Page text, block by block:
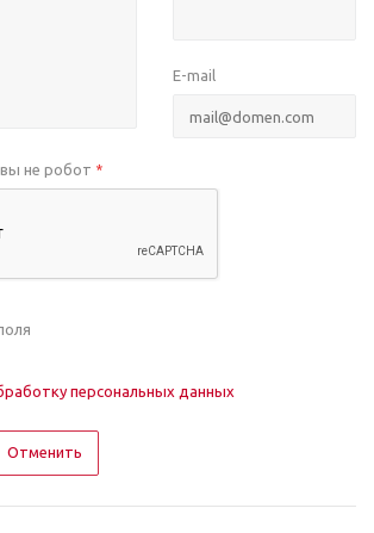
E-mail
не робот *
персональных данных
Отменить